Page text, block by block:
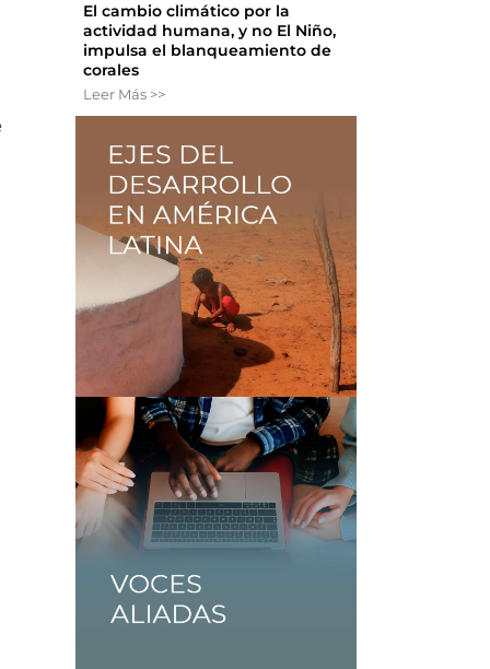
El cambio climático por la
actividad humana, y no El Niño,
impulsa el blanqueamiento de
corales
Leer Más >>